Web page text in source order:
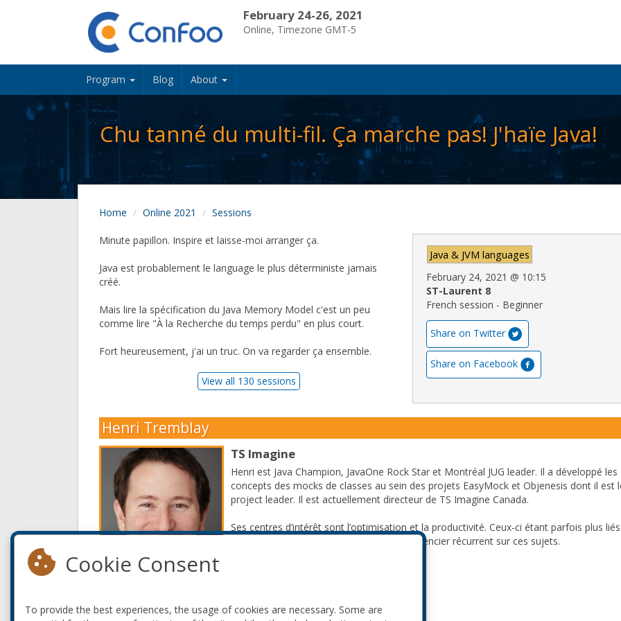
February 24-26, 2021
Online, Timezone GMT-5
Program Blog About
Chu tanné du multi-fil. Ça marche pas! J'haïe Java!
Home Online 2021 Sessions
Java & JVM languages
February 24, 2021 @ 10:15
ST-Laurent 8
French session - Beginner
Share on Twitter
Share on Facebook
Minute papillon. Inspire et laisse-moi arranger ça.
Java est probablement le language le plus déterministe jamais
créé.
Mais lire la spécification du Java Memory Model c'est un peu
comme lire "À la Recherche du temps perdu" en plus court.
Fort heureusement, j'ai un truc. On va regarder ça ensemble.
View all 130 sessions
Henri Tremblay
TS Imagine
Henri est Java Champion, JavaOne Rock Star et Montréal JUG leader. Il a développé les
concepts des mocks de classes au sein des projets EasyMock et Objenesis dont il est
project leader. Il est actuellement directeur de TS Imagine Canada.
Ses centres d’intérêt sont l’optimisation et la productivité. Ceux-ci étant parfois plus liés
qu’on ne pourrait le penser. Il est un conférencier récurrent sur ces sujets.
Cookie Consent
To provide the best experiences, the usage of cookies are necessary. Some are